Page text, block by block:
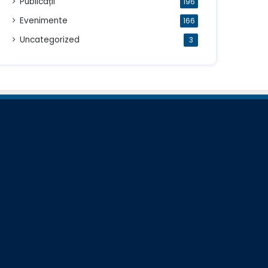
Evenimente 166
Uncategorized 3